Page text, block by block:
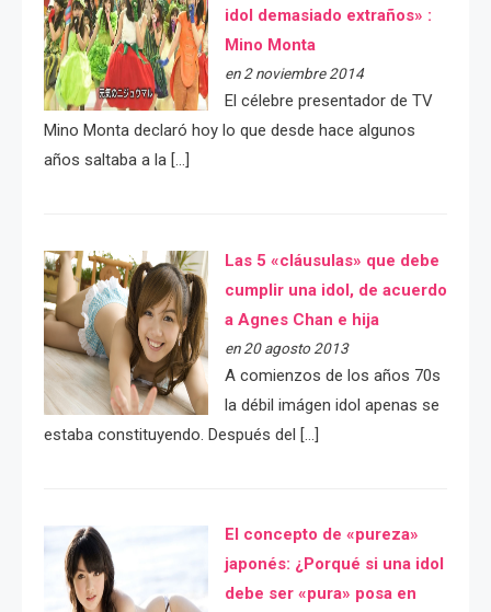
idol demasiado extraños» :
Mino Monta
en 2 noviembre 2014
El célebre presentador de TV
Mino Monta declaró hoy lo que desde hace algunos
años saltaba a la […]
Las 5 «cláusulas» que debe
cumplir una idol, de acuerdo
a Agnes Chan e hija
en 20 agosto 2013
A comienzos de los años 70s
la débil imágen idol apenas se
estaba constituyendo. Después del […]
El concepto de «pureza»
japonés: ¿Porqué si una idol
debe ser «pura» posa en